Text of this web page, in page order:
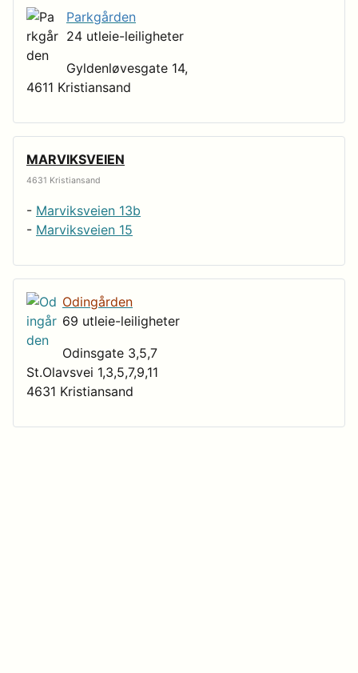
Parkgården
24 utleie-leiligheter
Gyldenløvesgate 14,
4611 Kristiansand
MARVIKSVEIEN
4631 Kristiansand
- Marviksveien 13b
- Marviksveien 15
Odingården
69 utleie-leiligheter
Odinsgate 3,5,7
St.Olavsvei 1,3,5,7,9,11
4631 Kristiansand